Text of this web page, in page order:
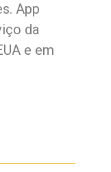
App
da
e em